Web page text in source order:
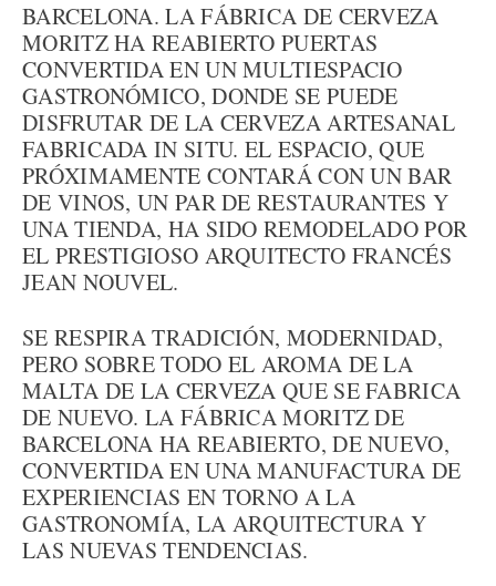
BARCELONA. LA FÁBRICA DE CERVEZA
MORITZ HA REABIERTO PUERTAS
CONVERTIDA EN UN MULTIESPACIO
GASTRONÓMICO, DONDE SE PUEDE
DISFRUTAR DE LA CERVEZA ARTESANAL
FABRICADA IN SITU. EL ESPACIO, QUE
PRÓXIMAMENTE CONTARÁ CON UN BAR
DE VINOS, UN PAR DE RESTAURANTES Y
UNA TIENDA, HA SIDO REMODELADO POR
EL PRESTIGIOSO ARQUITECTO FRANCÉS
JEAN NOUVEL.
SE RESPIRA TRADICIÓN, MODERNIDAD,
PERO SOBRE TODO EL AROMA DE LA
MALTA DE LA CERVEZA QUE SE FABRICA
DE NUEVO. LA FÁBRICA MORITZ DE
BARCELONA HA REABIERTO, DE NUEVO,
CONVERTIDA EN UNA MANUFACTURA DE
EXPERIENCIAS EN TORNO A LA
GASTRONOMÍA, LA ARQUITECTURA Y
LAS NUEVAS TENDENCIAS.